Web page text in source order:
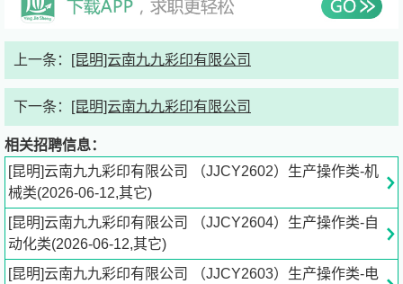
上一条： [昆明]云南九九彩印有限公司
下一条： [昆明]云南九九彩印有限公司
相关招聘信息：
[昆明]云南九九彩印有限公司 （JJCY2602）生产操作类-机
械类(2026-06-12,其它)
[昆明]云南九九彩印有限公司 （JJCY2604）生产操作类-自
动化类(2026-06-12,其它)
[昆明]云南九九彩印有限公司 （JJCY2603）生产操作类-电